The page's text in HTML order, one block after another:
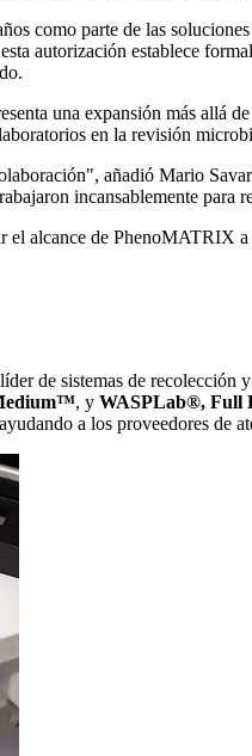
como parte de las
autorización establece
una expansión más allá
en la revisión
añadió Mario
incansablemente para
alcance de PhenoMATRIX
de sistemas de
, y WASPLab®, Full
a los proveedores de